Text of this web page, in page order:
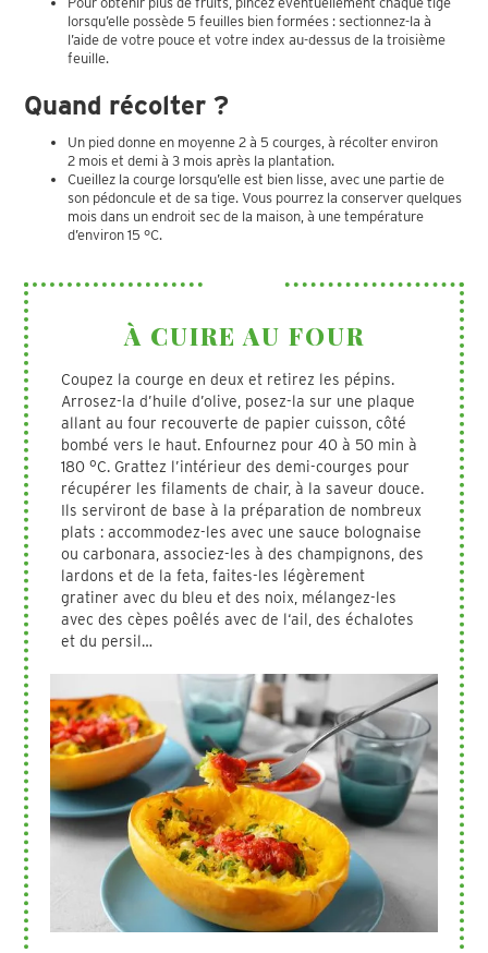
lorsqu’elle possède 5 feuilles bien formées : sectionnez-la à
l’aide de votre pouce et votre index au-dessus de la troisième
feuille.
Quand récolter ?
Un pied donne en moyenne 2 à 5 courges, à récolter environ
2 mois et demi à 3 mois après la plantation.
Cueillez la courge lorsqu’elle est bien lisse, avec une partie de
son pédoncule et de sa tige. Vous pourrez la conserver quelques
mois dans un endroit sec de la maison, à une température
d’environ 15 °C.
À CUIRE AU FOUR
Coupez la courge en deux et retirez les pépins.
Arrosez-la d’huile d’olive, posez-la sur une plaque
allant au four recouverte de papier cuisson, côté
bombé vers le haut. Enfournez pour 40 à 50 min à
180 °C. Grattez l’intérieur des demi-courges pour
récupérer les filaments de chair, à la saveur douce.
Ils serviront de base à la préparation de nombreux
plats : accommodez-les avec une sauce bolognaise
ou carbonara, associez-les à des champignons, des
lardons et de la feta, faites-les légèrement
gratiner avec du bleu et des noix, mélangez-les
avec des cèpes poêlés avec de l‘ail, des échalotes
et du persil…